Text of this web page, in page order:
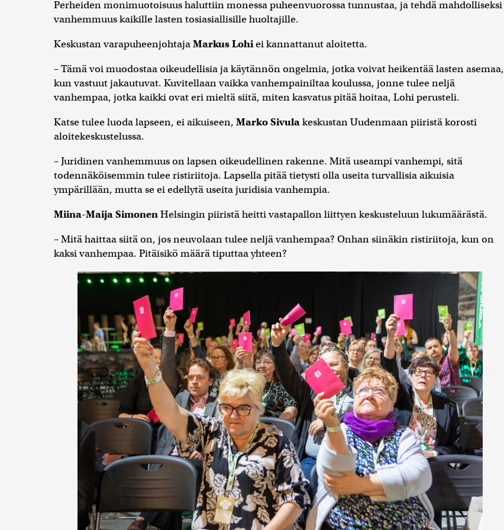
Perheiden monimuotoisuus haluttiin monessa puheenvuorossa tunnustaa, ja tehdä mahdolliseksi
vanhemmuus kaikille lasten tosiasiallisille huoltajille.
Keskustan varapuheenjohtajaMarkus Lohiei kannattanut aloitetta.
– Tämä voi muodostaa oikeudellisia ja käytännön ongelmia, jotka voivat heikentää lasten asemaa,
kun vastuut jakautuvat. Kuvitellaan vaikka vanhempainiltaa koulussa, jonne tulee neljä
vanhempaa, jotka kaikki ovat eri mieltä siitä, miten kasvatus pitää hoitaa, Lohi perusteli.
Katse tulee luoda lapseen, ei aikuiseen, Marko Sivulakeskustan Uudenmaan piiristä korosti
aloitekeskustelussa.
– Juridinen vanhemmuus on lapsen oikeudellinen rakenne. Mitä useampi vanhempi, sitä
todennäköisemmin tulee ristiriitoja. Lapsella pitää tietysti olla useita turvallisia aikuisia
ympärillään, mutta se ei edellytä useita juridisia vanhempia.
Miina-Maija SimonenHelsingin piiristä heitti vastapallon liittyen keskusteluun lukumäärästä.
– Mitä haittaa siitä on, jos neuvolaan tulee neljä vanhempaa? Onhan siinäkin ristiriitoja, kun on
kaksi vanhempaa. Pitäisikö määrä tiputtaa yhteen?